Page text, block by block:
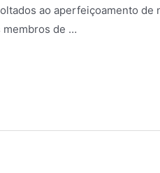
ao aperfeiçoamento
membros de …